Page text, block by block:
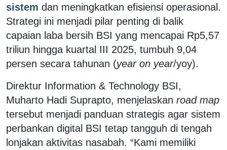
sistem dan meningkatkan efisiensi operasional.
Strategi ini menjadi pilar penting di balik
capaian laba bersih BSI yang mencapai Rp5,57
triliun hingga kuartal III 2025, tumbuh 9,04
persen secara tahunan (year on year/yoy).
Direktur Information & Technology BSI,
Muharto Hadi Suprapto, menjelaskan road map
tersebut menjadi panduan strategis agar sistem
perbankan digital BSI tetap tangguh di tengah
lonjakan aktivitas nasabah. “Kami memiliki